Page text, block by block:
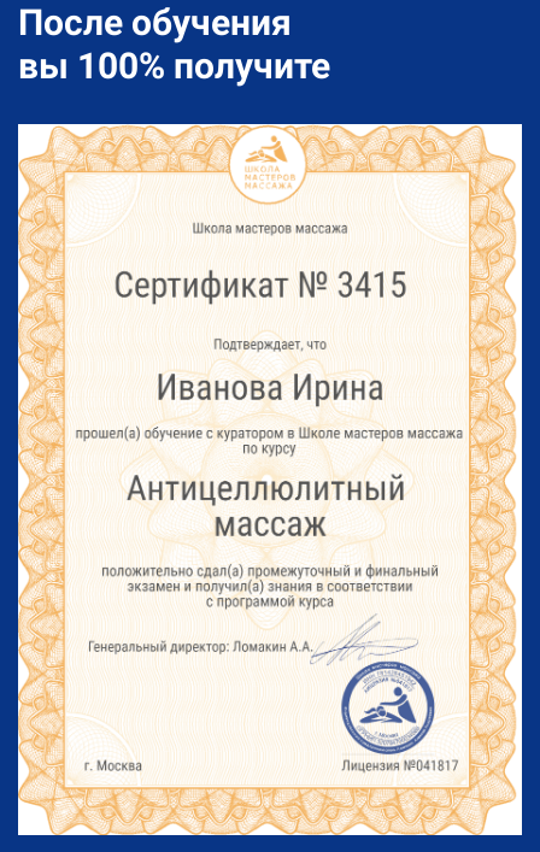
После обучения
вы 100% получите